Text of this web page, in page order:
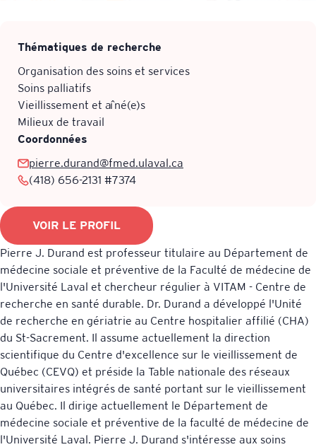
Je veux m’inscrire à l’infolettre VITAM
ENVOYER LE MESSAGE
Thématiques de recherche
Organisation des soins et services
Soins palliatifs
Vieillissement et aîné(e)s
Milieux de travail
Coordonnées
pierre.durand@fmed.ulaval.ca
(418) 656-2131 #7374
VOIR LE PROFIL
Pierre J. Durand est professeur titulaire au Département de
médecine sociale et préventive de la Faculté de médecine de
l'Université Laval et chercheur régulier à VITAM - Centre de
recherche en santé durable. Dr. Durand a développé l'Unité
de recherche en gériatrie au Centre hospitalier affilié (CHA)
du St-Sacrement. Il assume actuellement la direction
scientifique du Centre d'excellence sur le vieillissement de
Québec (CEVQ) et préside la Table nationale des réseaux
universitaires intégrés de santé portant sur le vieillissement
au Québec. Il dirige actuellement le Département de
médecine sociale et préventive de la faculté de médecine de
l'Université Laval. Pierre J. Durand s'intéresse aux soins